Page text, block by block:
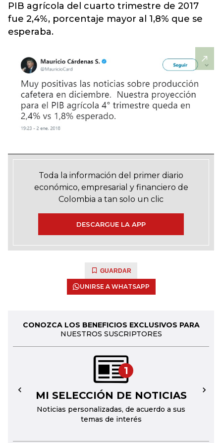
PIB agrícola del cuarto trimestre de 2017
fue 2,4%, porcentaje mayor al 1,8% que se
esperaba.
Toda la información del primer diario
económico, empresarial y financiero de
Colombia a tan solo un clic
DESCARGUE LA APP
GUARDAR
UNIRSE A WHATSAPP
CONOZCA LOS BENEFICIOS EXCLUSIVOS PARA
NUESTROS SUSCRIPTORES
1
MI SELECCIÓN DE NOTICIAS
Noticias personalizadas, de acuerdo a sus
temas de interés
← →